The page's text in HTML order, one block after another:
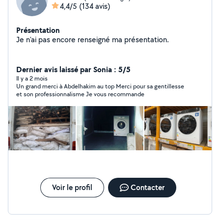
4,4/5 (134 avis)
Présentation
Je n'ai pas encore renseigné ma présentation.
Dernier avis laissé par Sonia : 5/5
Il y a 2 mois
Un grand merci à Abdelhakim au top Merci pour sa gentillesse
et son professionnalisme Je vous recommande
Voir le profil Contacter